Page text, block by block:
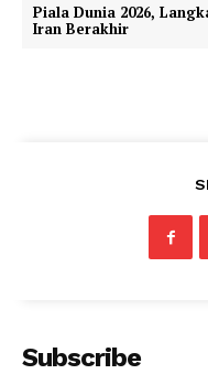
Piala Dunia 2026,
Iran Berakhir
Subscribe